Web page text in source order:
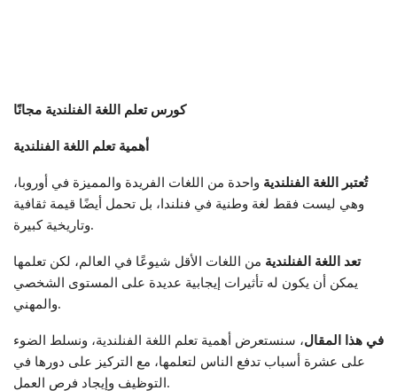
كورس تعلم اللغة الفنلندية مجانًا
أهمية تعلم اللغة الفنلندية
تُعتبر اللغة الفنلندية واحدة من اللغات الفريدة والمميزة في أوروبا،
وهي ليست فقط لغة وطنية في فنلندا، بل تحمل أيضًا قيمة ثقافية
وتاريخية كبيرة.
تعد اللغة الفنلندية من اللغات الأقل شيوعًا في العالم، لكن تعلمها
يمكن أن يكون له تأثيرات إيجابية عديدة على المستوى الشخصي
والمهني.
في هذا المقال، سنستعرض أهمية تعلم اللغة الفنلندية، ونسلط الضوء
على عشرة أسباب تدفع الناس لتعلمها، مع التركيز على دورها في
التوظيف وإيجاد فرص العمل.